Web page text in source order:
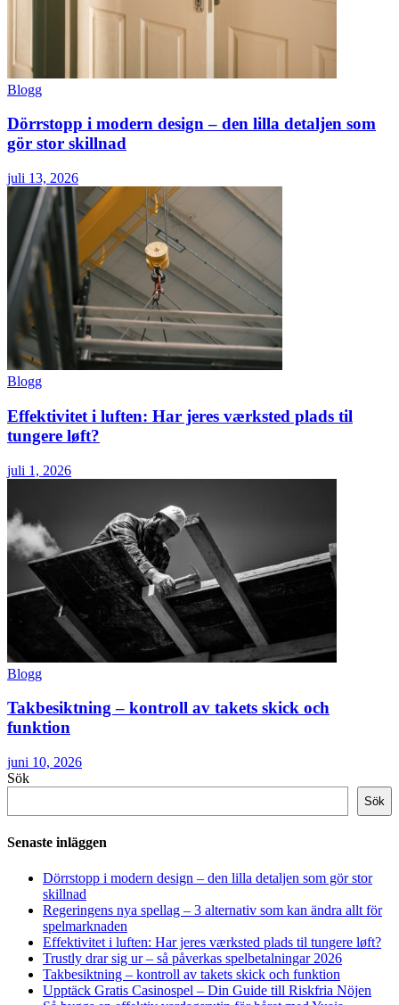
Blogg
Dörrstopp i modern design – den lilla detaljen som
gör stor skillnad
juli 13, 2026
Blogg
Effektivitet i luften: Har jeres værksted plads til
tungere løft?
juli 1, 2026
Blogg
Takbesiktning – kontroll av takets skick och
funktion
juni 10, 2026
Sök
Sök
Senaste inläggen
Dörrstopp i modern design – den lilla detaljen som gör stor
skillnad
Regeringens nya spellag – 3 alternativ som kan ändra allt för
spelmarknaden
Effektivitet i luften: Har jeres værksted plads til tungere løft?
Trustly drar sig ur – så påverkas spelbetalningar 2026
Takbesiktning – kontroll av takets skick och funktion
Upptäck Gratis Casinospel – Din Guide till Riskfria Nöjen